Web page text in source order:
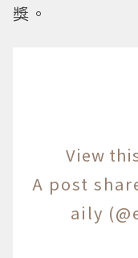
獎。
View
A post
aily